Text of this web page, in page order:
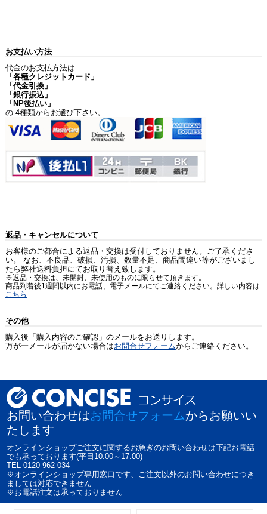
お支払い方法
代金のお支払方法は
「各種クレジットカード」
「代金引換」
「銀行振込」
「NP後払い」
の 4種類からお選び下さい。
返品・キャンセルについて
お客様のご都合による返品・交換は受付しておりません。ご了承くださ
い。 なお、不良品、破損、汚損、数量不足、商品間違い等がございまし
たら弊社送料負担にてお取り替え致します。
※返品・交換は、未開封、未使用のものに限らせて頂きます。
商品到着後1週間以内にお電話、電子メールにてご連絡ください。詳しい内容は
こちら
その他
購入後「購入内容のご確認」のメールをお送りします。
万が一メールが届かない場合はお問合せフォームからご連絡ください。
お問い合わせはお問合せフォームからお願いい
たします
オンラインショップご注文に関するお急ぎのお問い合わせは下記お電話
でも承っております(平日10:00～17:00)
TEL 0120-962-034
※オンラインショップ専用窓口です、ご注文以外のお問い合わせにつき
ましては対応できません
※お電話注文は承っておりません